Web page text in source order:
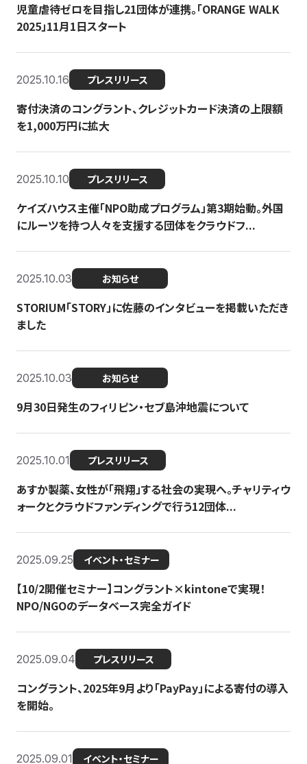
児童虐待ゼロを目指し21団体が連携。「ORANGE WALK
2025」11月1日スタート
2025.10.16 プレスリリース
寄付決済のコングラント、クレジットカード決済の上限額
を1,000万円に拡大
2025.10.10 プレスリリース
ケイズハウス主催「NPO助成プログラム」第3期始動。外国
にルーツを持つ人々を支援する団体をクラウドフ...
2025.10.03 お知らせ
STORIUM「STORY」に佐藤のインタビューを掲載いただき
ました
2025.10.03 お知らせ
9月30日発生のフィリピン・セブ島沖地震について
2025.10.01 プレスリリース
あすか製薬、女性が「飛翔」する社会の実現へ。チャリティウ
ォークとクラウドファンディングで行う12団体...
2025.09.25 イベント・セミナー
【10/2開催セミナー】コングラント×kintoneで実現！
NPO/NGOのデータベース完全ガイド
2025.09.04 プレスリリース
コングラント、2025年9月より「PayPay」による寄付の導入
を開始。
2025.09.01 イベント・セミナー